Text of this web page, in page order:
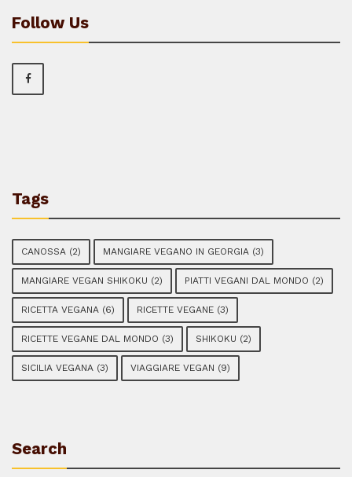
Follow Us
Tags
CANOSSA (2) MANGIARE VEGANO IN GEORGIA (3)
MANGIARE VEGAN SHIKOKU (2) PIATTI VEGANI DAL MONDO (2)
RICETTA VEGANA (6) RICETTE VEGANE (3)
RICETTE VEGANE DAL MONDO (3) SHIKOKU (2)
SICILIA VEGANA (3) VIAGGIARE VEGAN (9)
Search